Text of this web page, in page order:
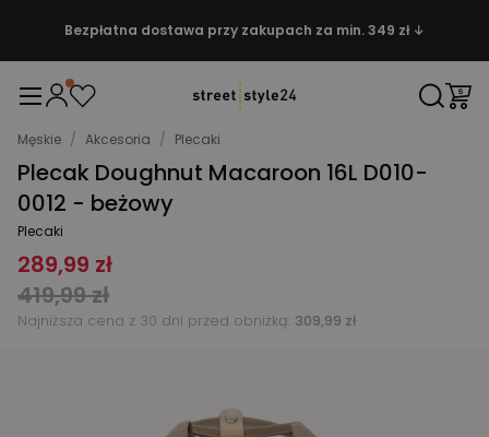
Bezpłatna dostawa przy zakupach za min. 349 zł ↓
Męskie / Akcesoria / Plecaki
Plecak Doughnut Macaroon 16L D010-
0012 - beżowy
Plecaki
289,99 zł
419,99 zł
Najniższa cena z 30 dni przed obniżką: 309,99 zł